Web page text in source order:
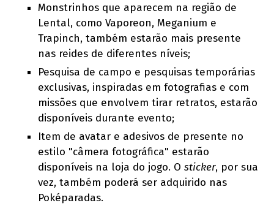
Monstrinhos que aparecem na região de
Lental, como Vaporeon, Meganium e
Trapinch, também estarão mais presente
nas reides de diferentes níveis;
Pesquisa de campo e pesquisas temporárias
exclusivas, inspiradas em fotografias e com
missões que envolvem tirar retratos, estarão
disponíveis durante evento;
Item de avatar e adesivos de presente no
estilo "câmera fotográfica" estarão
disponíveis na loja do jogo. Osticker, por sua
vez, também poderá ser adquirido nas
Poképaradas.